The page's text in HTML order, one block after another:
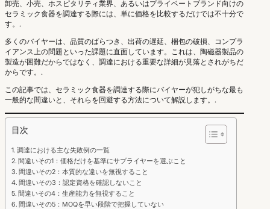
卸売、小売、ホスピタリティ業界、あるいはプライベートブランド向けの
セラミック食器を調達する際には、単に価格を比較するだけでは不十分で
す。.
多くのバイヤーは、品質のばらつき、出荷の遅延、梱包の破損、コンプラ
イアンス上の問題といった課題に直面しています。これは、陶磁器製品の
製造が困難だからではなく、調達における重要な詳細が見落とされがちだ
からです。.
この記事では、セラミック食器を調達する際にバイヤーが犯しがちな最も
一般的な間違いと、それらを回避する方法について解説します。.
目次
調達における主な失敗例の一覧
間違いその1：価格だけを基準にサプライヤーを選ぶこと
間違いその2：本質的な違いを無視すること
間違いその3：認定資格を確認しないこと
間違いその4：生産能力を無視すること
間違いその5：MOQを早い段階で把握していない